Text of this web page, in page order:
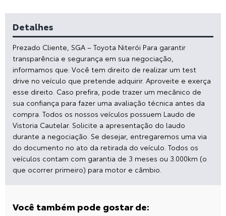
Detalhes
Prezado Cliente, SGA – Toyota Niterói Para garantir
transparência e segurança em sua negociação,
informamos que: Você tem direito de realizar um test
drive no veículo que pretende adquirir. Aproveite e exerça
esse direito. Caso prefira, pode trazer um mecânico de
sua confiança para fazer uma avaliação técnica antes da
compra. Todos os nossos veículos possuem Laudo de
Vistoria Cautelar. Solicite a apresentação do laudo
durante a negociação. Se desejar, entregaremos uma via
do documento no ato da retirada do veículo. Todos os
veículos contam com garantia de 3 meses ou 3.000km (o
que ocorrer primeiro) para motor e câmbio.
Você também pode gostar de: